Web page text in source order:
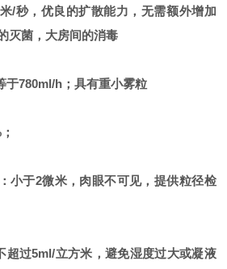
/秒，优良的扩散能力，无需额外增加
灭菌，大房间的消毒
于780ml/h；具有重小雾粒
小于2微米，肉眼不可见，提供粒径检
超过5ml/立方米，避免湿度过大或凝液